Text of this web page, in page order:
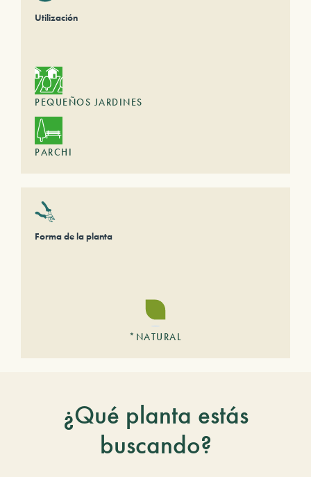
Utilización
PEQUEÑOS JARDINES
PARCHI
Forma de la planta
*NATURAL
¿Qué planta estás
buscando?